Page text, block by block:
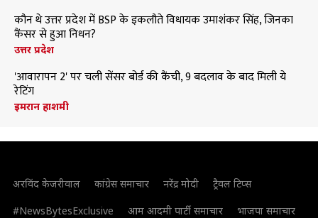
कौन थे उत्तर प्रदेश में BSP के इकलौते विधायक उमाशंकर सिंह, जिनका
कैंसर से हुआ निधन?
उत्तर प्रदेश
'आवारापन 2' पर चली सेंसर बोर्ड की कैंची, 9 बदलाव के बाद मिली ये
रेटिंग
इमरान हाशमी
अरविंद केजरीवाल कांग्रेस समाचार नरेंद्र मोदी
ट्रैवल टिप्स
#NewsBytesExclusive
आम आदमी पार्टी समाचार
भाजपा समाचार